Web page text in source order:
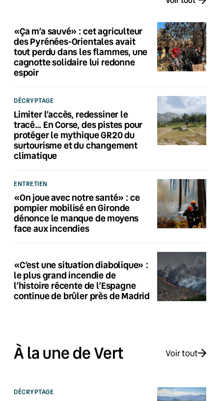
«Ça m’a sauvé» : cet agriculteur
des Pyrénées-Orientales avait
tout perdu dans les flammes, une
cagnotte solidaire lui redonne
espoir
DÉCRYPTAGE
Limiter l’accès, redessiner le
tracé… En Corse, des pistes pour
protéger le mythique GR20 du
surtourisme et du changement
climatique
ENTRETIEN
«On joue avec notre santé» : ce
pompier mobilisé en Gironde
dénonce le manque de moyens
face aux incendies
«C’est une situation diabolique» :
le plus grand incendie de
l’histoire récente de l’Espagne
continue de brûler près de Madrid
À la une de Vert Voir tout
DÉCRYPTAGE